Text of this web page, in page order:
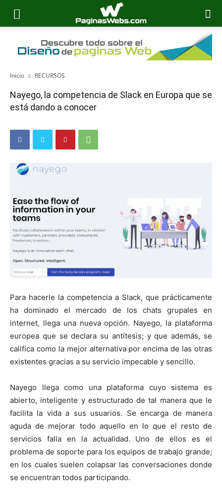
Inicio RECURSOS
Nayego, la competencia de Slack en Europa que se
está dando a conocer
Para hacerle la competencia a Slack, que prácticamente
ha dominado el mercado de los chats grupales en
internet, llega una nueva opción. Nayego, la plataforma
europea que se declara su antítesis; y que además, se
califica como la mejor alternativa por encima de las otras
existentes gracias a su servicio impecable y sencillo.
Nayego llega como una plataforma cuyo sistema es
abierto, inteligente y estructurado de tal manera que le
facilita la vida a sus usuarios. Se encarga de manera
aguda de mejorar todo aquello en lo que el resto de
servicios falla en la actualidad. Uno de ellos es el
problema de soporte para los equipos de trabajo grande;
en los cuales suelen colapsar las conversaciones donde
se encuentran todos participando.